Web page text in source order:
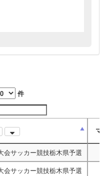
件
マ
会サッカー競技栃木県予選
会サッカー競技栃木県予選